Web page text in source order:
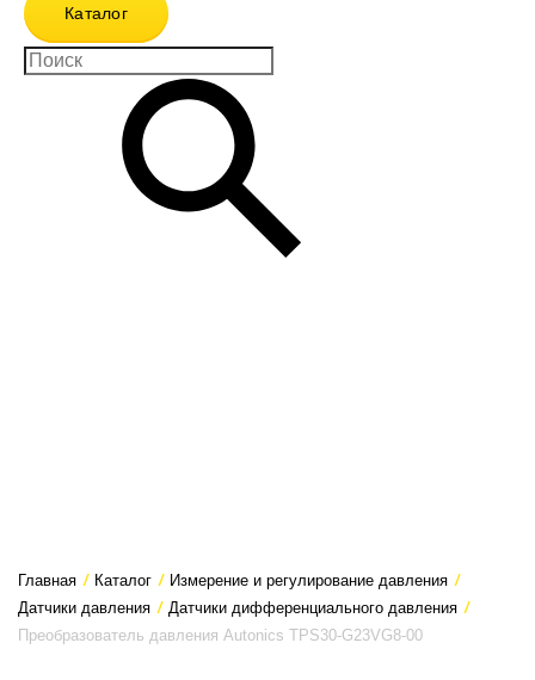
Каталог
Главная / Каталог / Измерение и регулирование давления /
Датчики давления / Датчики дифференциального давления /
Преобразователь давления Autonics TPS30-G23VG8-00